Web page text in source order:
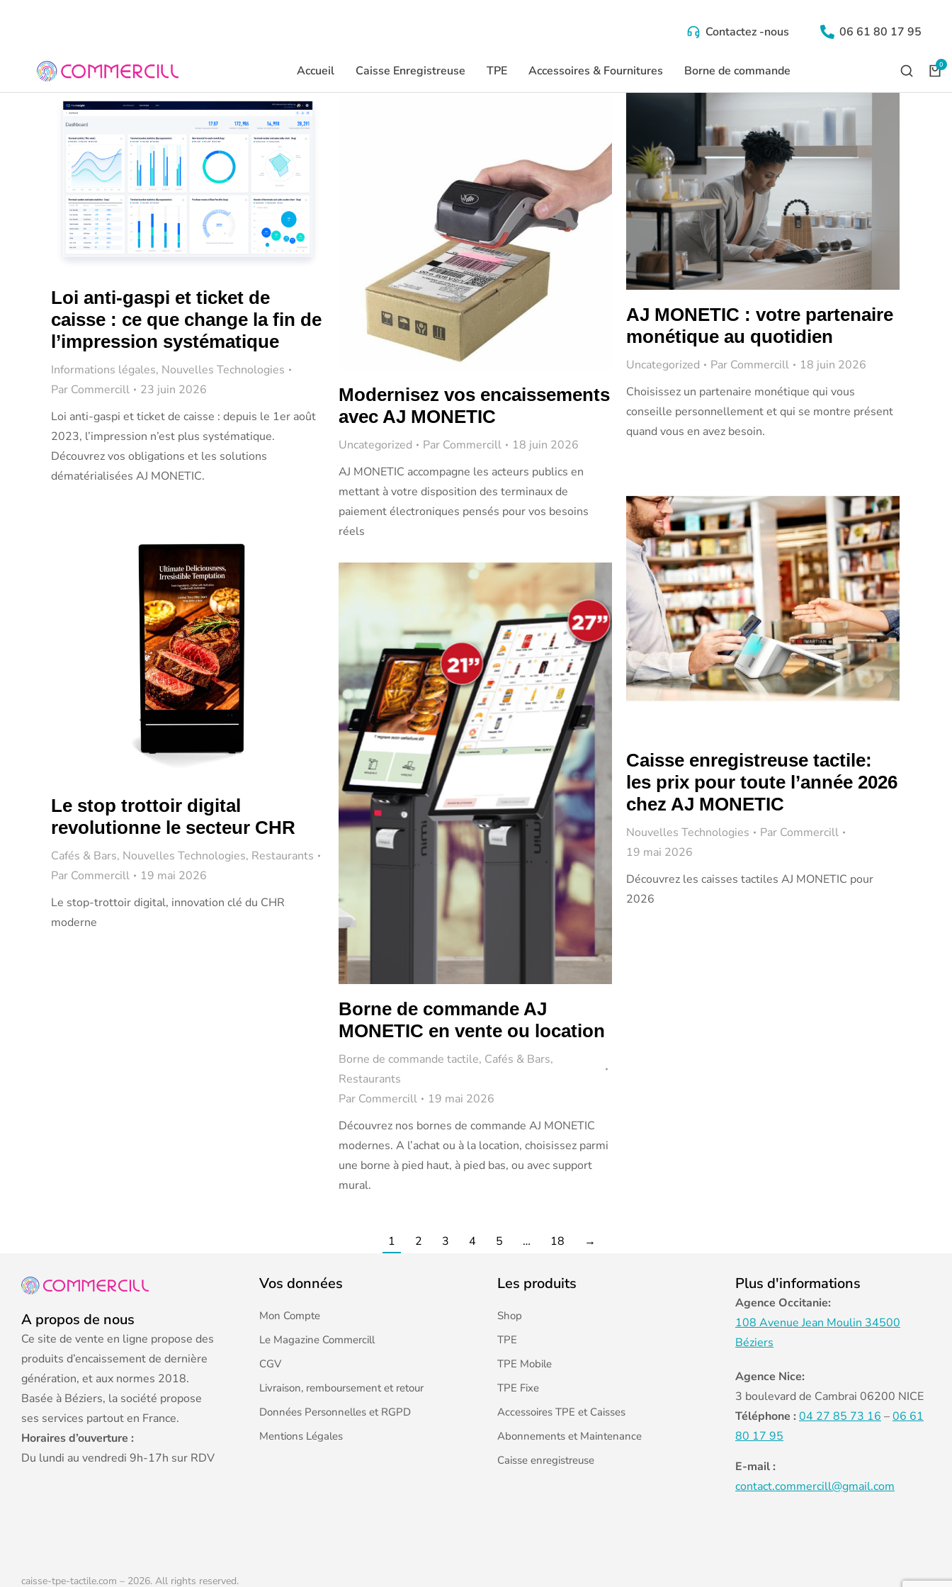
Contactez -nous 06 61 80 17 95
Accueil Caisse Enregistreuse TPE Accessoires & Fournitures Borne de commande
Loi anti-gaspi et ticket de
caisse : ce que change la fin de
l’impression systématique
Informations légales, Nouvelles Technologies
Par Commercill
23 juin 2026
Loi anti-gaspi et ticket de caisse : depuis le 1er août
2023, l’impression n’est plus systématique.
Découvrez vos obligations et les solutions
dématérialisées AJ MONETIC.
Modernisez vos encaissements
avec AJ MONETIC
Uncategorized Par Commercill
18 juin 2026
AJ MONETIC accompagne les acteurs publics en
mettant à votre disposition des terminaux de
paiement électroniques pensés pour vos besoins
réels
AJ MONETIC : votre partenaire
monétique au quotidien
Uncategorized Par Commercill
18 juin 2026
Choisissez un partenaire monétique qui vous
conseille personnellement et qui se montre présent
quand vous en avez besoin.
Caisse enregistreuse tactile:
les prix pour toute l’année 2026
chez AJ MONETIC
Nouvelles Technologies Par Commercill
19 mai 2026
Découvrez les caisses tactiles AJ MONETIC pour
2026
Le stop trottoir digital
revolutionne le secteur CHR
Cafés & Bars, Nouvelles Technologies, Restaurants
Par Commercill
19 mai 2026
Le stop-trottoir digital, innovation clé du CHR
moderne
Borne de commande AJ
MONETIC en vente ou location
Borne de commande tactile, Cafés & Bars,
Restaurants
Par Commercill
19 mai 2026
Découvrez nos bornes de commande AJ MONETIC
modernes. A l’achat ou à la location, choisissez parmi
une borne à pied haut, à pied bas, ou avec support
mural.
1 2 3 4 5 … 18 →
A propos de nous
Ce site de vente en ligne propose des
produits d’encaissement de dernière
génération, et aux normes 2018.
Basée à Béziers, la société propose
ses services partout en France.
Horaires d’ouverture :
Du lundi au vendredi 9h-17h sur RDV
Vos données
Mon Compte
Le Magazine Commercill
CGV
Livraison, remboursement et retour
Données Personnelles et RGPD
Mentions Légales
Les produits
Shop
TPE
TPE Mobile
TPE Fixe
Accessoires TPE et Caisses
Abonnements et Maintenance
Caisse enregistreuse
Plus d'informations
Agence Occitanie:
108 Avenue Jean Moulin 34500
Béziers
Agence Nice:
3 boulevard de Cambrai 06200 NICE
Téléphone : 04 27 85 73 16–06 61
80 17 95
E-mail :
contact.commercill@gmail.com
caisse-tpe-tactile.com – 2026. All rights reserved.